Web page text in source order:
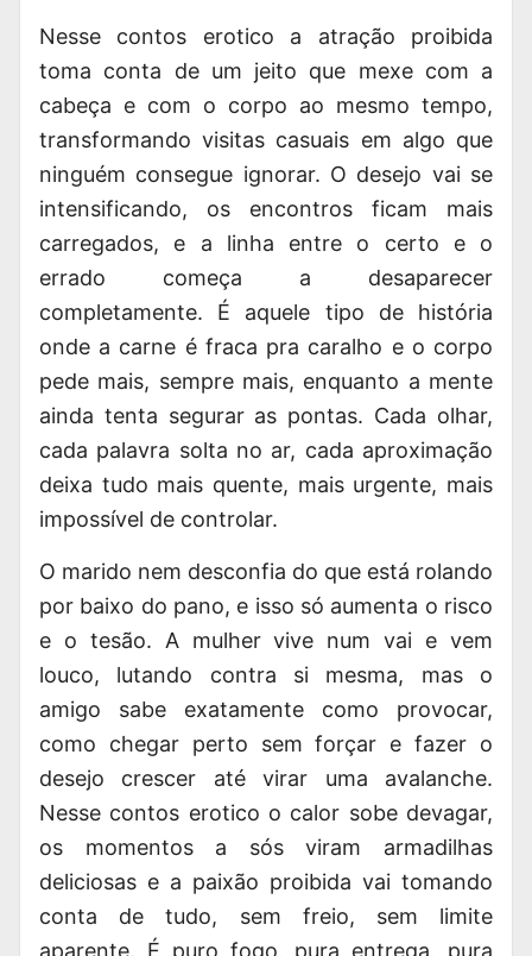
Nesse contos erotico a atração proibida
toma conta de um jeito que mexe com a
cabeça e com o corpo ao mesmo tempo,
transformando visitas casuais em algo que
ninguém consegue ignorar. O desejo vai se
intensificando, os encontros ficam mais
carregados, e a linha entre o certo e o
errado começa a desaparecer
completamente. É aquele tipo de história
onde a carne é fraca pra caralho e o corpo
pede mais, sempre mais, enquanto a mente
ainda tenta segurar as pontas. Cada olhar,
cada palavra solta no ar, cada aproximação
deixa tudo mais quente, mais urgente, mais
impossível de controlar.
O marido nem desconfia do que está rolando
por baixo do pano, e isso só aumenta o risco
e o tesão. A mulher vive num vai e vem
louco, lutando contra si mesma, mas o
amigo sabe exatamente como provocar,
como chegar perto sem forçar e fazer o
desejo crescer até virar uma avalanche.
Nesse contos erotico o calor sobe devagar,
os momentos a sós viram armadilhas
deliciosas e a paixão proibida vai tomando
conta de tudo, sem freio, sem limite
aparente. É puro fogo, pura entrega, pura